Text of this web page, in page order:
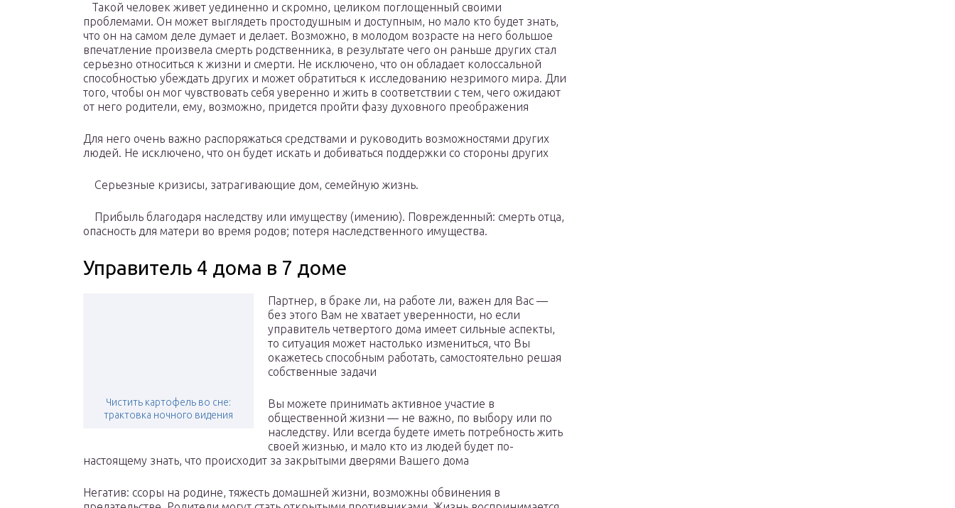
Такой человек живет уединенно и скромно, целиком поглощенный своими
проблемами. Он может выглядеть простодушным и доступным, но мало кто будет знать,
что он на самом деле думает и делает. Возможно, в молодом возрасте на него большое
впечатление произвела смерть родственника, в результате чего он раньше других стал
серьезно относиться к жизни и смерти. Не исключено, что он обладает колоссальной
способностью убеждать других и может обратиться к исследованию незримого мира. Дли
того, чтобы он мог чувствовать себя уверенно и жить в соответствии с тем, чего ожидают
от него родители, ему, возможно, придется пройти фазу духовного преображения
Для него очень важно распоряжаться средствами и руководить возможностями других
людей. Не исключено, что он будет искать и добиваться поддержки со стороны других
Серьезные кризисы, затрагивающие дом, семейную жизнь.
Прибыль благодаря наследству или имуществу (имению). Поврежденный: смерть отца,
опасность для матери во время родов; потеря наследственного имущества.
Управитель 4 дома в 7 доме
Чистить картофель во сне:
трактовка ночного видения
Партнер, в браке ли, на работе ли, важен для Вас —
без этого Вам не хватает уверенности, но если
управитель четвертого дома имеет сильные аспекты,
то ситуация может настолько измениться, что Вы
окажетесь способным работать, самостоятельно решая
собственные задачи
Вы можете принимать активное участие в
общественной жизни — не важно, по выбору или по
наследству. Или всегда будете иметь потребность жить
своей жизнью, и мало кто из людей будет по-
настоящему знать, что происходит за закрытыми дверями Вашего дома
Негатив: ссоры на родине, тяжесть домашней жизни, возможны обвинения в